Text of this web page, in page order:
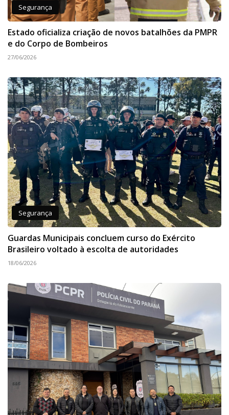
Segurança
Estado oficializa criação de novos batalhões da PMPR
e do Corpo de Bombeiros
27/06/2026
Segurança
Guardas Municipais concluem curso do Exército
Brasileiro voltado à escolta de autoridades
18/06/2026